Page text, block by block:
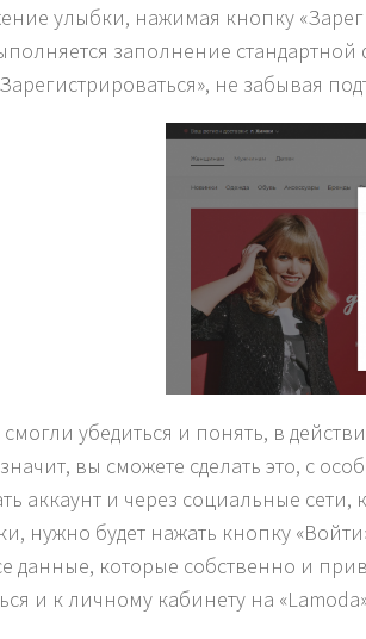
улыбки, нажимая кнопку
заполнение
не забывая
убедиться и понять, в
вы сможете сделать это, с
аккаунт и через социальные
нужно будет нажать кнопку
данные, которые собственно и
и к личному кабинету на